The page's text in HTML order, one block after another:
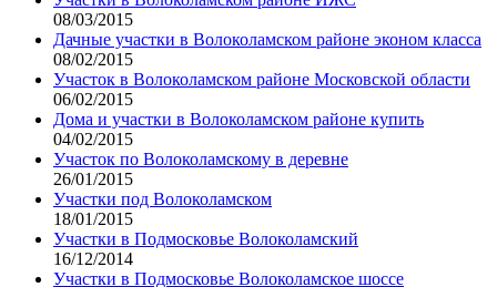
08/03/2015
Дачные участки в Волоколамском районе эконом класса
08/02/2015
Участок в Волоколамском районе Московской области
06/02/2015
Дома и участки в Волоколамском районе купить
04/02/2015
Участок по Волоколамскому в деревне
26/01/2015
Участки под Волоколамском
18/01/2015
Участки в Подмосковье Волоколамский
16/12/2014
Участки в Подмосковье Волоколамское шоссе